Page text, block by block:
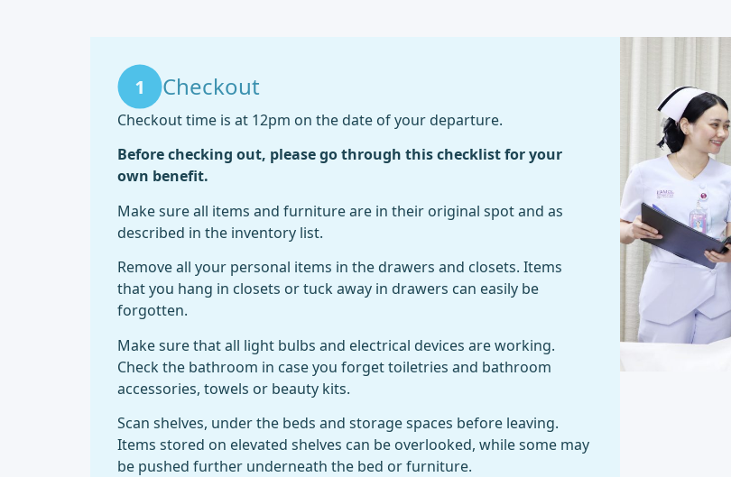
Checkout
Checkout time is at 12pm on the date of your departure.
Before checking out, please go through this checklist for your
own benefit.
Make sure all items and furniture are in their original spot and as
described in the inventory list.
Remove all your personal items in the drawers and closets. Items
that you hang in closets or tuck away in drawers can easily be
forgotten.
Make sure that all light bulbs and electrical devices are working.
Check the bathroom in case you forget toiletries and bathroom
accessories, towels or beauty kits.
Scan shelves, under the beds and storage spaces before leaving.
Items stored on elevated shelves can be overlooked, while some may
be pushed further underneath the bed or furniture.